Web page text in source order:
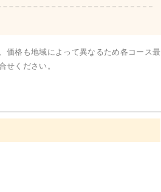
価格も地域によって異なるため各コース最
せください。